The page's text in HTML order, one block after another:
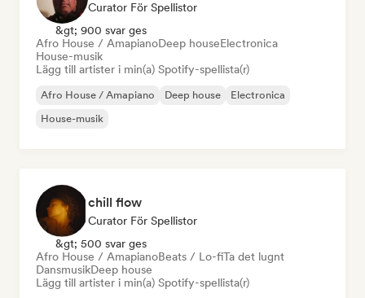
Curator För Spellistor
&gt; 900 svar ges
Afro House / AmapianoDeep houseElectronica
House-musik
Lägg till artister i min(a) Spotify-spellista(r)
Afro House / Amapiano Deep house
Electronica
House-musik
chill flow
Curator För Spellistor
&gt; 500 svar ges
Afro House / AmapianoBeats / Lo-fiTa det lugnt
DansmusikDeep house
Lägg till artister i min(a) Spotify-spellista(r)